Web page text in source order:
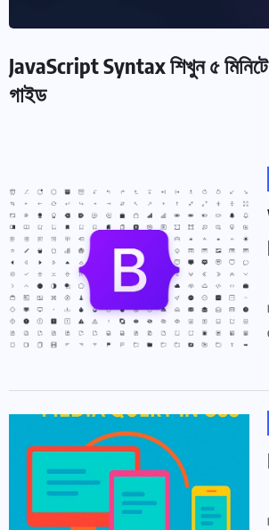
JavaScript Syntax শিখুন ৫ মিনিটে
গাইড